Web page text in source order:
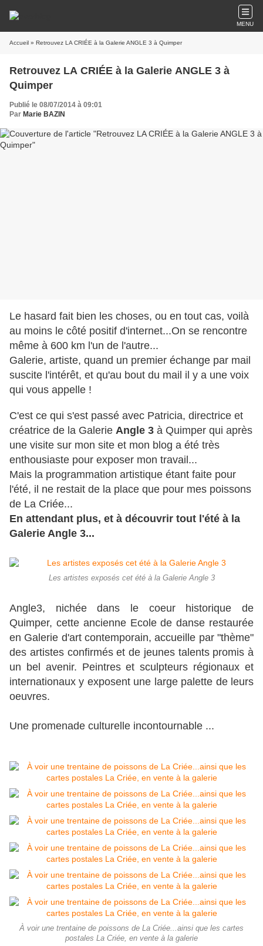
MENU
Accueil » Retrouvez LA CRIÉE à la Galerie ANGLE 3 à Quimper
Retrouvez LA CRIÉE à la Galerie ANGLE 3 à
Quimper
Publié le 08/07/2014 à 09:01
Par Marie BAZIN
Le hasard fait bien les choses, ou en tout cas, voilà
au moins le côté positif d'internet...On se rencontre
même à 600 km l'un de l'autre...
Galerie, artiste, quand un premier échange par mail
suscite l'intérêt, et qu'au bout du mail il y a une voix
qui vous appelle !
C'est ce qui s'est passé avec Patricia, directrice et
créatrice de la Galerie Angle 3 à Quimper qui après
une visite sur mon site et mon blog a été très
enthousiaste pour exposer mon travail...
Mais la programmation artistique étant faite pour
l'été, il ne restait de la place que pour mes poissons
de La Criée...
En attendant plus, et à découvrir tout l'été à la
Galerie Angle 3...
Les artistes exposés cet été à la Galerie Angle 3
Angle3, nichée dans le coeur historique de
Quimper, cette ancienne Ecole de danse restaurée
en Galerie d'art contemporain, accueille par "thème"
des artistes confirmés et de jeunes talents promis à
un bel avenir. Peintres et sculpteurs régionaux et
internationaux y exposent une large palette de leurs
oeuvres.
Une promenade culturelle incontournable ...
À voir une trentaine de poissons de La Criée...ainsi que les cartes
postales La Criée, en vente à la galerie